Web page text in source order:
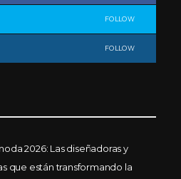
FOLLOW
FOLLOW
2026: Las diseñadoras y
que están transformando la